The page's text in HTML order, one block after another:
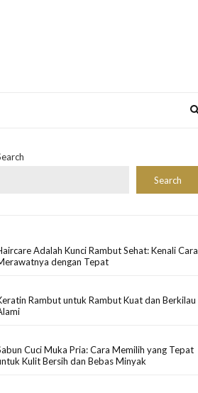
Search
Adalah Kunci Rambut Sehat: Kenali Cara
dengan Tepat
Rambut untuk Rambut Kuat dan Berkilau
Cuci Muka Pria: Cara Memilih yang Tepat
Kulit Bersih dan Bebas Minyak